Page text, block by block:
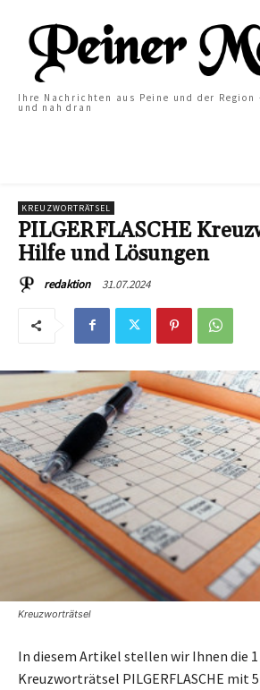
Ihre Nachrichten aus Peine und der
und nah dran
KREUZWORTRÄTSEL
PILGERFLASCHE
Hilfe und Lösungen
redaktion 31.07.2024
Kreuzworträtsel
In diesem Artikel stellen wir Ihnen die
Kreuzworträtsel PILGERFLASCHE mit